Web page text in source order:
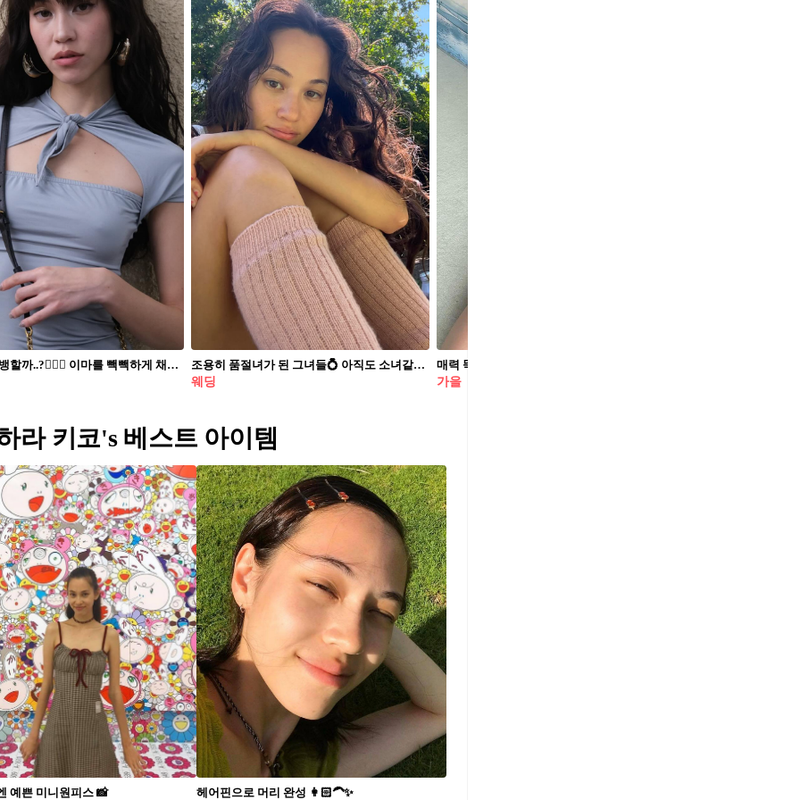
나 그냥 풀뱅할까..?💇🏻‍♀️ 이마를 빽빽하게 채워 얼굴을 소멸 직전으로 만들어주는 풀뱅! 요즘 풀뱅은 러프한 텍스처나 웨이브를 살짝 더해 키치하고 사랑스러운 무드로 연출하는 게 포인트예요. 이마 라인을 무겁게 덮어주면 사랑스러우면서도 통통 튀는 헤어스타일을 완성할 수 있습니다. 가르마가 갈라진 모습까지도 자연스럽고 러블리해요. 단조로운 헤어스타일에 확실한 변화를 주고 싶다면, 올 여름이 가기 전 인생 첫 풀뱅에 도전해 보는 건 어떨까요?
조용히 품절녀가 된 그녀들💍 아직도 소녀같은 이연희, 미즈하라 키코, 아이린이 품절녀라니..😮 작년 9월 출산을 마친 이연희는 오는 15일 예능 '전참시'에 출연할 예정입니다. 한때 패션 아이콘으로 활약했던 미즈하라 키코는 결혼 후 미국인 뮤지션 존 캐럴 커비와 결혼 후 한결 평온해 보이는 일상을 보여주고 있습니다. 국내외로 사랑받는 패션 셀럽 모델 아이린은 올해 5월의 신부가 될 예정입니다.
웨딩
매력 뚝뚝 키코 데일리❤️‍🔥🫐
가을
라 키코's 베스트 아이템
예쁜 미니원피스 📸 헤어핀으로 머리 완성 👩🏻‍🦱✨